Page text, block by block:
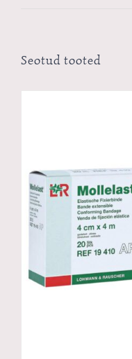
Seotud tooted